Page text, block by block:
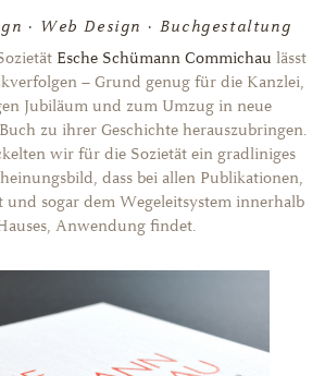
· Web Design · Buchgestaltung
Esche Schümann Commichau lässt
– Grund genug für die Kanzlei,
Jubiläum und zum Umzug in neue
zu ihrer Geschichte herauszubringen.
wir für die Sozietät ein gradliniges
dass bei allen Publikationen,
sogar dem Wegeleitsystem innerhalb
Anwendung findet.